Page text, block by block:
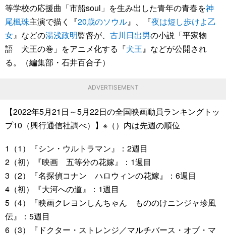
等学校の応援曲「市船soul」を生み出した青年の青春を神
尾楓珠主演で描く『20歳のソウル』、『夜は短し歩けよ乙
女』などの湯浅政明監督が、 古川日出男の小説「平家物
語 犬王の巻」をアニメ化する『犬王』などが公開され
る。（編集部・石井百合子）
ADVERTISEMENT
【2022年5月21日～5月22日の全国映画動員ランキングトッ
プ10（興行通信社調べ）】※（）内は先週の順位
1（1）『シン・ウルトラマン』：2週目
2（初）『映画 五等分の花嫁』：1週目
3（2）『名探偵コナン ハロウィンの花嫁』：6週目
4（初）『大河への道』：1週目
5（4）『映画クレヨンしんちゃん もののけニンジャ珍風
伝』：5週目
6（3）『ドクター・ストレンジ／マルチバース・オブ・マ